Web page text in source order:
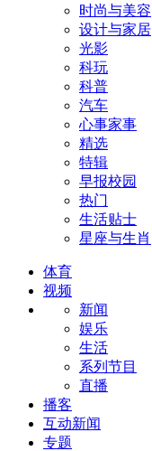
时尚与美容
设计与家居
光影
科玩
科普
汽车
心事家事
精选
特辑
早报校园
热门
生活贴士
星座与生肖
体育
视频
新闻
娱乐
生活
系列节目
直播
播客
互动新闻
专题